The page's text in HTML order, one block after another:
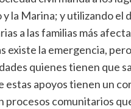
y la Marina; y utilizando
a las familias más
existe la emergencia,
quienes tienen que
estas apoyos tienen un
procesos comunitarios